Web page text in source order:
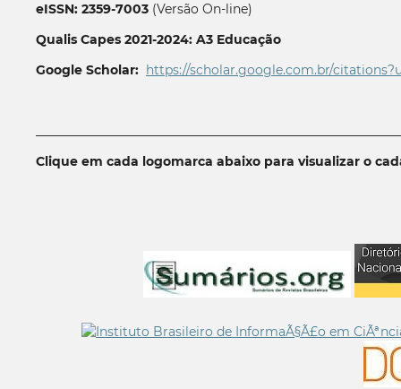
eISSN: 2359-7003(Versão On-line)
Qualis Capes 2021-2024: A3 Educação
Google Scholar: https://scholar.google.com.br/
Clique em cada logomarca abaixo para visualizar o